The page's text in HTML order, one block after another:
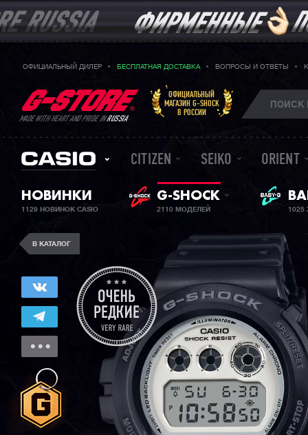
ОФИЦИАЛЬНЫЙ ДИЛЕР БЕСПЛАТНАЯ ДОСТАВКА ВОПРОСЫ И ОТВЕТЫ
MADE WITH HEART AND PRIDE INRUSSIA
ОФИЦИАЛЬНЫЙ
МАГАЗИН G-SHOCK
В РОССИИ
CITIZEN SEIKO ORIENT
НОВИНКИ
1129 НОВИНОК CASIO
G-SHOCK
2110 МОДЕЛЕЙ
В КАТАЛОГ